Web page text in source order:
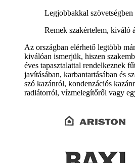
Legjobbakkal szövetségben
Remek szakértelem, kiváló
Az országban elérhető legtöbb
kiválóan ismerjük, hiszen
éves tapasztalattal rendelkeznek
javításában, karbantartásában és
szó kazánról, kondenzációs
radiátorról, vízmelegítőről vagy